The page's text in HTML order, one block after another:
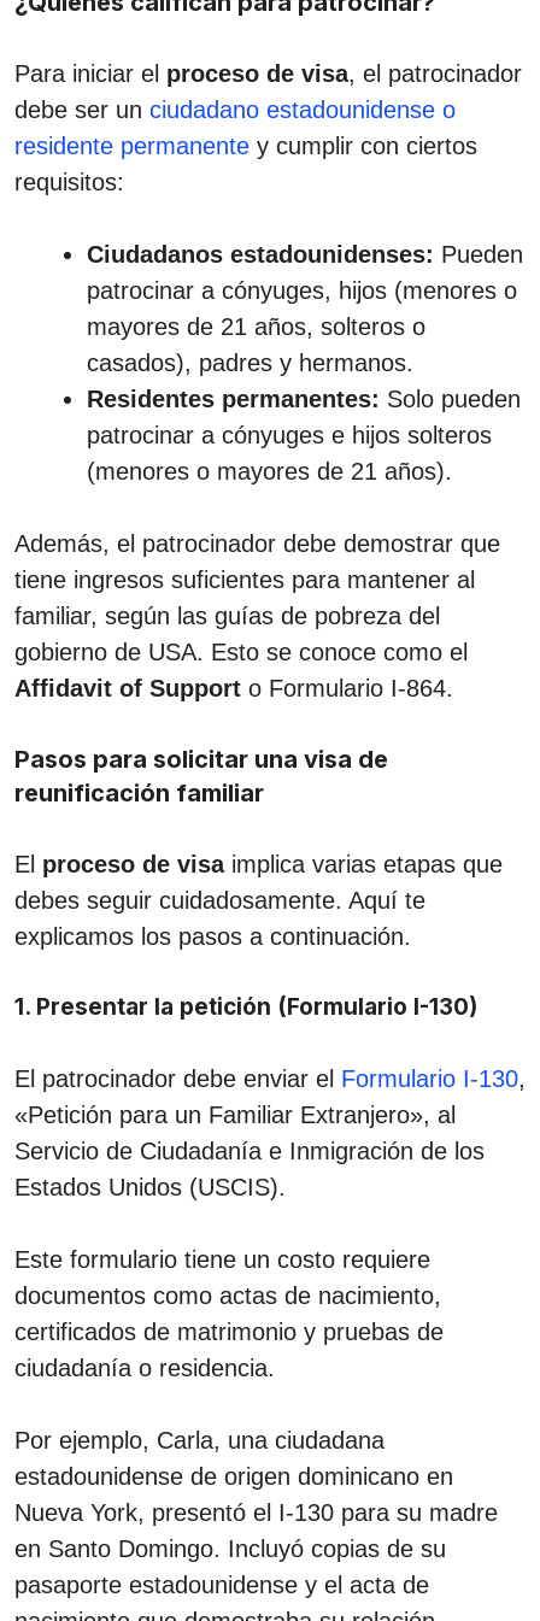
Para iniciar el proceso de visa, el patrocinador
debe ser un ciudadano estadounidense o
residente permanente y cumplir con ciertos
requisitos:
Ciudadanos estadounidenses: Pueden
patrocinar a cónyuges, hijos (menores o
mayores de 21 años, solteros o
casados), padres y hermanos.
Residentes permanentes: Solo pueden
patrocinar a cónyuges e hijos solteros
(menores o mayores de 21 años).
Además, el patrocinador debe demostrar que
tiene ingresos suficientes para mantener al
familiar, según las guías de pobreza del
gobierno de USA. Esto se conoce como el
Affidavit of Support o Formulario I-864.
Pasos para solicitar una visa de
reunificación familiar
El proceso de visaimplica varias etapas que
debes seguir cuidadosamente. Aquí te
explicamos los pasos a continuación.
1. Presentar la petición (Formulario I-130)
El patrocinador debe enviar el Formulario I-130,
«Petición para un Familiar Extranjero», al
Servicio de Ciudadanía e Inmigración de los
Estados Unidos (USCIS).
Este formulario tiene un costo requiere
documentos como actas de nacimiento,
certificados de matrimonio y pruebas de
ciudadanía o residencia.
Por ejemplo, Carla, una ciudadana
estadounidense de origen dominicano en
Nueva York, presentó el I-130 para su madre
en Santo Domingo. Incluyó copias de su
pasaporte estadounidense y el acta de